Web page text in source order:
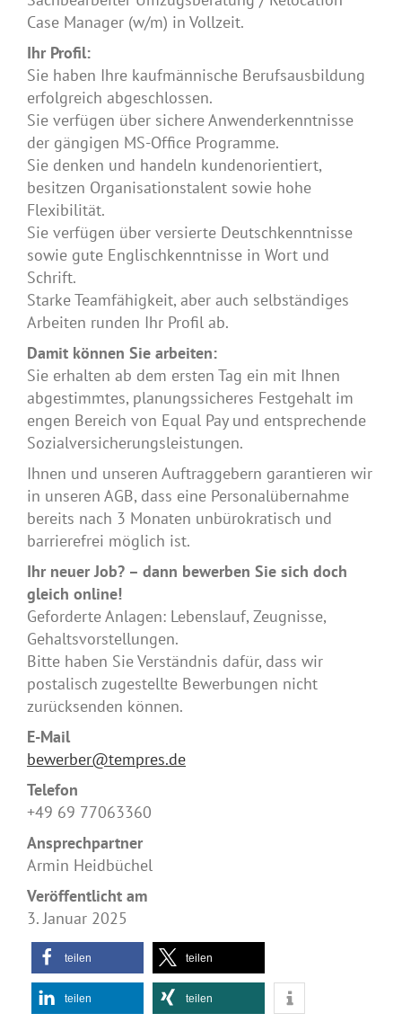
Case Manager (w/m) in Vollzeit.
Ihr Profil:
Sie haben Ihre kaufmännische Berufsausbildung
erfolgreich abgeschlossen.
Sie verfügen über sichere Anwenderkenntnisse
der gängigen MS-Office Programme.
Sie denken und handeln kundenorientiert,
besitzen Organisationstalent sowie hohe
Flexibilität.
Sie verfügen über versierte Deutschkenntnisse
sowie gute Englischkenntnisse in Wort und
Schrift.
Starke Teamfähigkeit, aber auch selbständiges
Arbeiten runden Ihr Profil ab.
Damit können Sie arbeiten:
Sie erhalten ab dem ersten Tag ein mit Ihnen
abgestimmtes, planungssicheres Festgehalt im
engen Bereich von Equal Pay und entsprechende
Sozialversicherungsleistungen.
Ihnen und unseren Auftraggebern garantieren wir
in unseren AGB, dass eine Personalübernahme
bereits nach 3 Monaten unbürokratisch und
barrierefrei möglich ist.
Ihr neuer Job? – dann bewerben Sie sich doch
gleich online!
Geforderte Anlagen: Lebenslauf, Zeugnisse,
Gehaltsvorstellungen.
Bitte haben Sie Verständnis dafür, dass wir
postalisch zugestellte Bewerbungen nicht
zurücksenden können.
E-Mail
bewerber@tempres.de
Telefon
+49 69 77063360
Ansprechpartner
Armin Heidbüchel
Veröffentlicht am
3. Januar 2025
teilen teilen
teilen teilen